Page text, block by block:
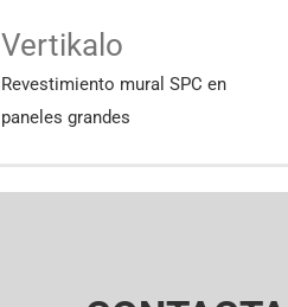
Vertikalo
Revestimiento mural SPC en
paneles grandes